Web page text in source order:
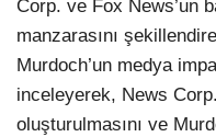
Corp. ve Fox News’un
manzarasını
Murdoch’un medya
inceleyerek, News
oluşturulmasını ve